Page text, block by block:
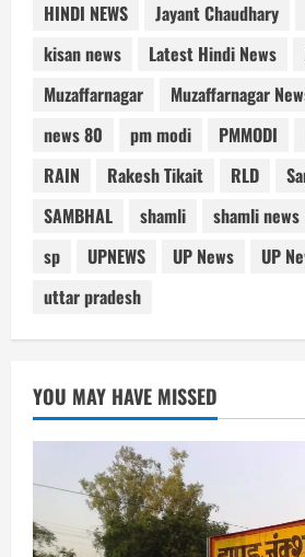
HINDI NEWS
Jayant Chaudhary
kisan news
Latest Hindi News
Muzaffarnagar
Muzaffarnagar
news 80
pm modi PMMODI
RAIN
Rakesh Tikait RLD
SAMBHAL
shamli shamli news
sp
UPNEWS UP News
UP
uttar pradesh
YOU MAY HAVE MISSED